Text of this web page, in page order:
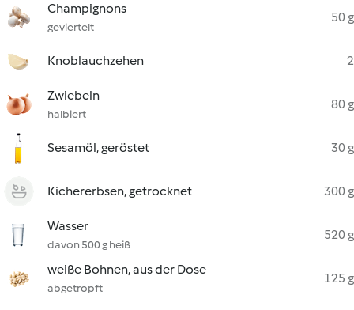
Champignons
geviertelt
50 g
Knoblauchzehen 2
Zwiebeln
halbiert
80 g
Sesamöl, geröstet 30 g
Kichererbsen, getrocknet 300 g
Wasser
davon 500 g heiß
520 g
weiße Bohnen, aus der Dose
abgetropft
125 g